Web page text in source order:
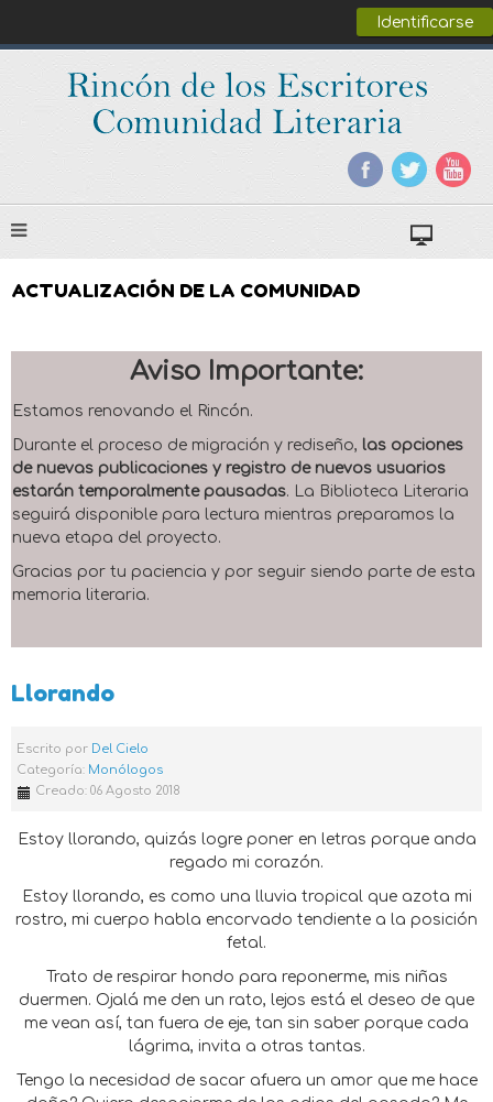
Identificarse
ACTUALIZACIÓN DE LA COMUNIDAD
Aviso Importante:
Estamos renovando el Rincón.
Durante el proceso de migración y rediseño, las opciones
de nuevas publicaciones y registro de nuevos usuarios
estarán temporalmente pausadas. La Biblioteca Literaria
seguirá disponible para lectura mientras preparamos la
nueva etapa del proyecto.
Gracias por tu paciencia y por seguir siendo parte de esta
memoria literaria.
Llorando
Escrito por Del Cielo
Categoría: Monólogos
Creado: 06 Agosto 2018
Estoy llorando, quizás logre poner en letras porque anda
regado mi corazón.
Estoy llorando, es como una lluvia tropical que azota mi
rostro, mi cuerpo habla encorvado tendiente a la posición
fetal.
Trato de respirar hondo para reponerme, mis niñas
duermen. Ojalá me den un rato, lejos está el deseo de que
me vean así, tan fuera de eje, tan sin saber porque cada
lágrima, invita a otras tantas.
Tengo la necesidad de sacar afuera un amor que me hace